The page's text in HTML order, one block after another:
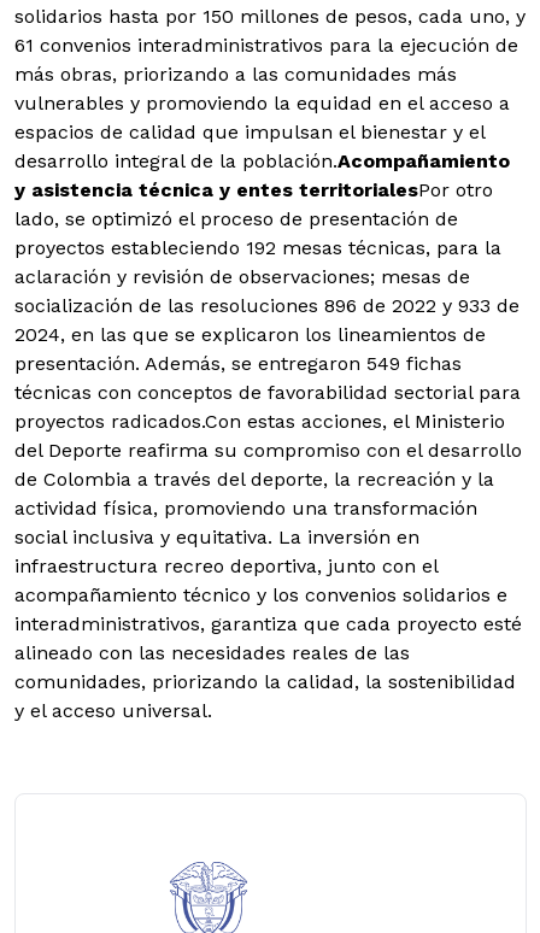
solidarios hasta por 150 millones de pesos, cada uno, y
61 convenios interadministrativos para la ejecución de
más obras, priorizando a las comunidades más
vulnerables y promoviendo la equidad en el acceso a
espacios de calidad que impulsan el bienestar y el
desarrollo integral de la población.Acompañamiento
y asistencia técnica y entes territorialesPor otro
lado, se optimizó el proceso de presentación de
proyectos estableciendo 192 mesas técnicas, para la
aclaración y revisión de observaciones; mesas de
socialización de las resoluciones 896 de 2022 y 933 de
2024, en las que se explicaron los lineamientos de
presentación. Además, se entregaron 549 fichas
técnicas con conceptos de favorabilidad sectorial para
proyectos radicados.Con estas acciones, el Ministerio
del Deporte reafirma su compromiso con el desarrollo
de Colombia a través del deporte, la recreación y la
actividad física, promoviendo una transformación
social inclusiva y equitativa. La inversión en
infraestructura recreo deportiva, junto con el
acompañamiento técnico y los convenios solidarios e
interadministrativos, garantiza que cada proyecto esté
alineado con las necesidades reales de las
comunidades, priorizando la calidad, la sostenibilidad
y el acceso universal.